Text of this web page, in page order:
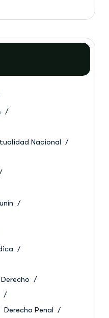
Nacional
Derecho Penal